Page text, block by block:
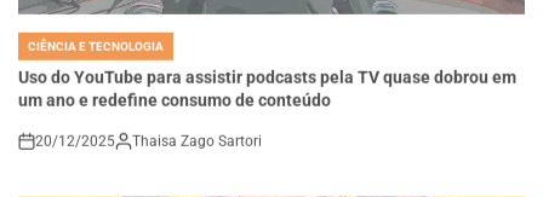
POSTED
IN
CIÊNCIA E TECNOLOGIA
Uso do YouTube para assistir podcasts pela TV quase dobrou em
um ano e redefine consumo de conteúdo
on
20/12/2025 Thaisa Zago Sartori